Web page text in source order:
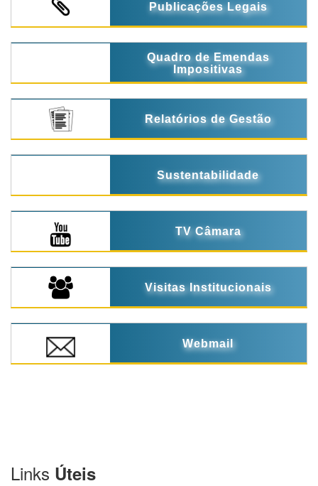
Publicações Legais
Quadro de Emendas
Impositivas
Relatórios de Gestão
Sustentabilidade
TV Câmara
Visitas Institucionais
Webmail
Links Úteis